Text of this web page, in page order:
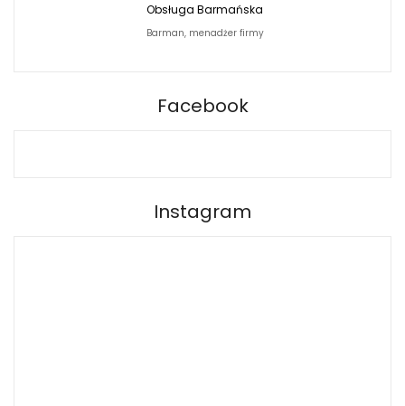
Obsługa Barmańska
Barman, menadżer firmy
Facebook
Instagram